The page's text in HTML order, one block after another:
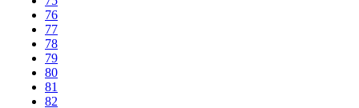
76
77
78
79
80
81
82